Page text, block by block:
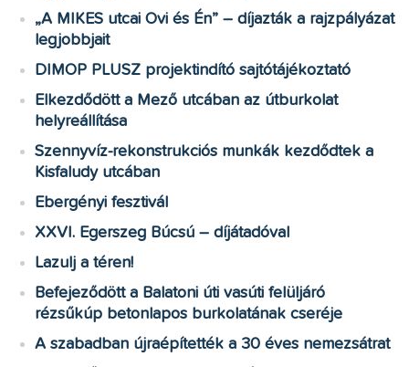
„A MIKES utcai Ovi és Én” – díjazták a rajzpályázat
legjobbjait
DIMOP PLUSZ projektindító sajtótájékoztató
Elkezdődött a Mező utcában az útburkolat
helyreállítása
Szennyvíz-rekonstrukciós munkák kezdődtek a
Kisfaludy utcában
Ebergényi fesztivál
XXVI. Egerszeg Búcsú – díjátadóval
Lazulj a téren!
Befejeződött a Balatoni úti vasúti felüljáró
rézsűkúp betonlapos burkolatának cseréje
A szabadban újraépítették a 30 éves nemezsátrat